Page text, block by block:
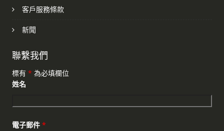
客戶服務條款
新聞
聯繫我們
標有 * 為必填欄位
姓名
電子郵件 *